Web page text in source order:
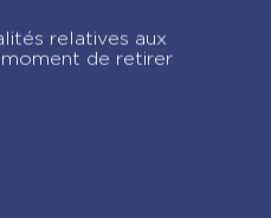
relatives aux
de retirer